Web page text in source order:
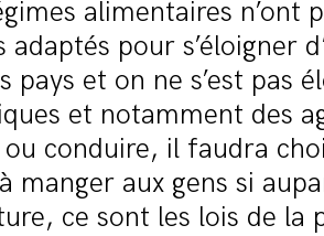
alimentaires n’ont
adaptés pour s’éloigner
pays et on ne s’est pas
et notamment des
conduire, il faudra
manger aux gens si
ce sont les lois de la